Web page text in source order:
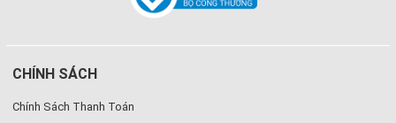
CHÍNH SÁCH
Chính Sách Thanh Toán